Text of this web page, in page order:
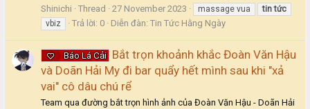
Shinichi
Thread 27 November 2023 massage vua tin tức
vbiz
Trả lời: 0 Diễn đàn: Tin Tức Hằng Ngày
Báo Lá Cải Bắt trọn khoảnh khắc Đoàn Văn Hậu
và Doãn Hải My đi bar quẩy hết mình sau khi "xả
vai" cô dâu chú rể
Team qua đường bắt trọn hình ảnh của Đoàn Văn Hậu - Doãn Hải